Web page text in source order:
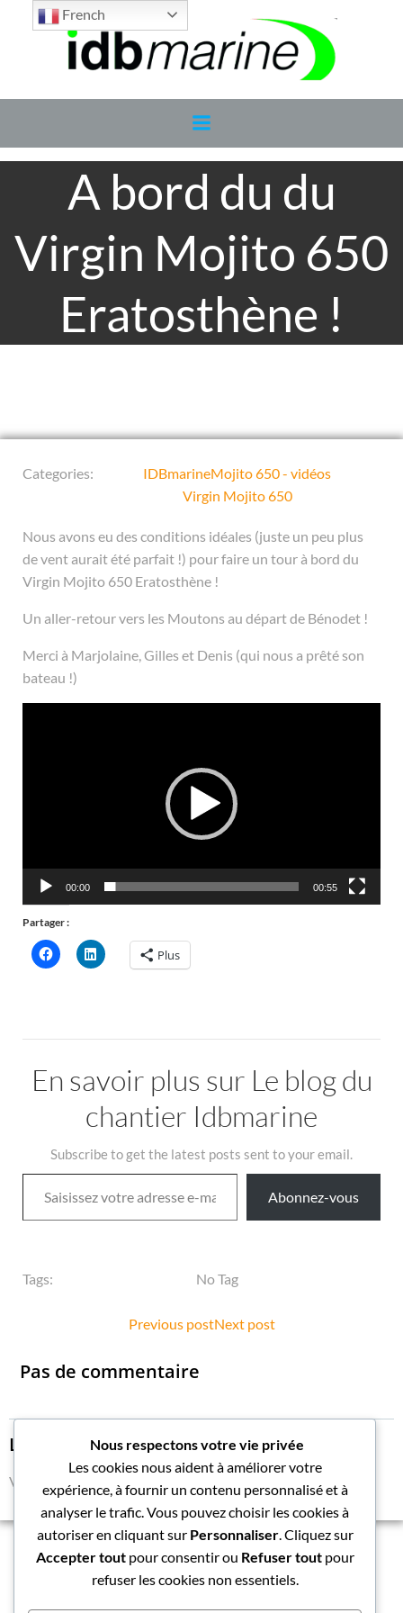
contenu
A bord du du
Virgin Mojito 650
Eratosthène !
Categories: IDBmarineMojito 650 - vidéos
Virgin Mojito 650
Nous avons eu des conditions idéales (juste un peu plus
de vent aurait été parfait !) pour faire un tour à bord du
Virgin Mojito 650 Eratosthène !
Un aller-retour vers les Moutons au départ de Bénodet !
Merci à Marjolaine, Gilles et Denis (qui nous a prêté son
bateau !)
00:00 00:55
Partager :
Plus
En savoir plus sur Le blog du
chantier Idbmarine
Subscribe to get the latest posts sent to your email.
Saisissez votre adresse e-mail…
Abonnez-vous
Tags: No Tag
Post
navigation
Previous postPost
Next post
Pas de commentaire
Laisser un commentaire
Vous devez vous connecter pour publier un commentaire.
French
Nous respectons votre vie privée
Les cookies nous aident à améliorer votre
expérience, à fournir un contenu personnalisé et à
analyser le trafic. Vous pouvez choisir les cookies à
autoriser en cliquant sur Personnaliser. Cliquez sur
Accepter toutpour consentir ou Refuser toutpour
refuser les cookies non essentiels.